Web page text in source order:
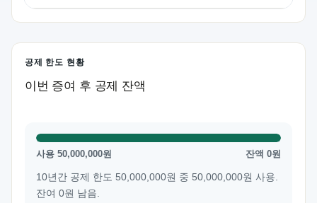
공제 한도 현황
이번 증여 후 공제 잔액
사용 50,000,000원 잔액 0원
10년간 공제 한도 50,000,000원 중 50,000,000원 사용.
잔여 0원 남음.